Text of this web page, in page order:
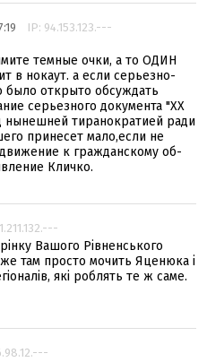
IP: 94.153.123.---
темные очки, а то ОДИН
в нокаут. а если серьезно-
было открыто обсуждать
серьезного документа "ХХ
нынешней тиранократией ради
принесет мало,если не
к гражданскому об-
Кличко.
Вашого Рівненського
же там просто мочить Яценюка і
які роблять те ж саме.